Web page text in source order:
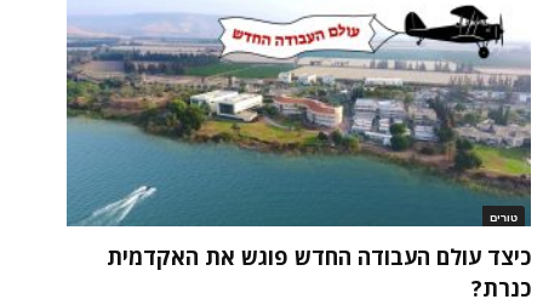
טורים
כיצד עולם העבודה החדש פוגש את האקדמית
כנרת?